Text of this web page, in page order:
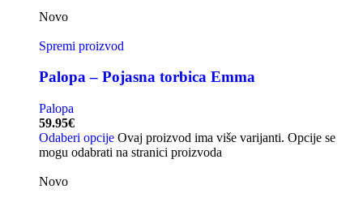
Novo
Spremi proizvod
Palopa – Pojasna torbica Emma
Palopa
59.95€
Odaberi opcije Ovaj proizvod ima više varijanti. Opcije se
mogu odabrati na stranici proizvoda
Novo